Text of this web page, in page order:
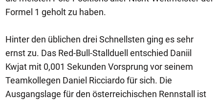
Formel 1 geholt zu haben.
Hinter den üblichen drei Schnellsten ging es sehr
ernst zu. Das Red-Bull-Stallduell entschied Daniil
Kwjat mit 0,001 Sekunden Vorsprung vor seinem
Teamkollegen Daniel Ricciardo für sich. Die
Ausgangslage für den österreichischen Rennstall ist